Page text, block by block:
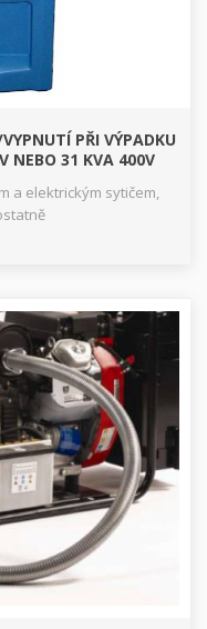
PŘI VÝPADKU
NEBO 31 KVA 400V
a elektrickým sytičem,